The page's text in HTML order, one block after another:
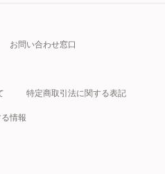
お問い合わせ窓口
特定商取引法に関する表記
情報